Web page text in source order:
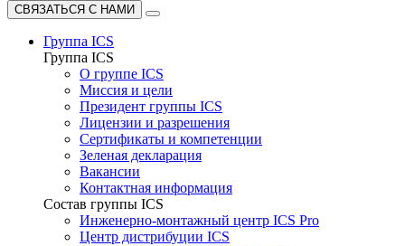
СВЯЗАТЬСЯ С НАМИ
Группа ICS
Группа ICS
О группе ICS
Миссия и цели
Президент группы ICS
Лицензии и разрешения
Сертификаты и компетенции
Зеленая декларация
Вакансии
Контактная информация
Состав группы ICS
Инженерно-монтажный центр ICS Pro
Центр дистрибуции ICS